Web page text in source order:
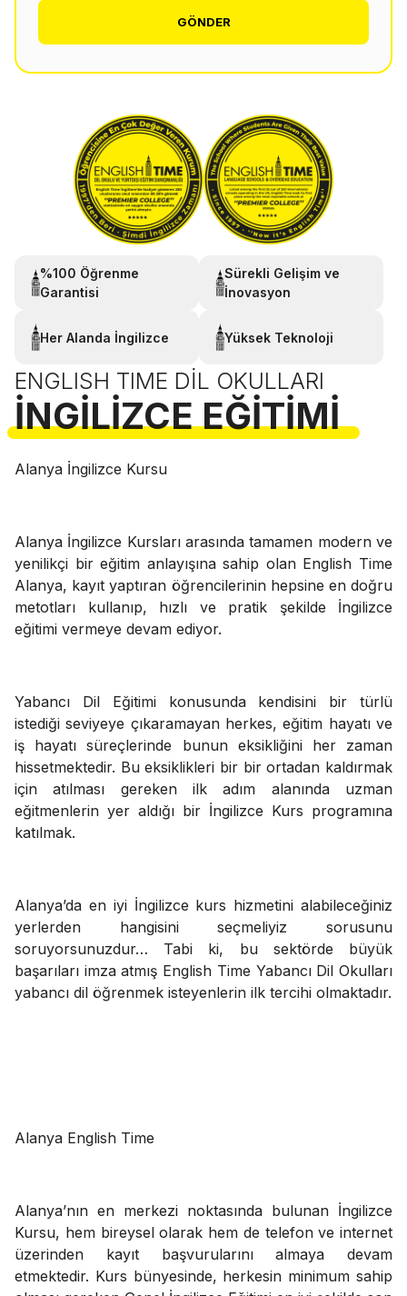
GÖNDER
%100 Öğrenme
Garantisi
Sürekli Gelişim ve
İnovasyon
Her Alanda İngilizce Yüksek Teknoloji
ENGLISH TIME DIL OKULLARI
İNGILIZCE EĞITIMI
Alanya İngilizce Kursu
Alanya İngilizce Kursları arasında tamamen modern ve
yenilikçi bir eğitim anlayışına sahip olan English Time
Alanya, kayıt yaptıran öğrencilerinin hepsine en doğru
metotları kullanıp, hızlı ve pratik şekilde İngilizce
eğitimi vermeye devam ediyor.
Yabancı Dil Eğitimi konusunda kendisini bir türlü
istediği seviyeye çıkaramayan herkes, eğitim hayatı ve
iş hayatı süreçlerinde bunun eksikliğini her zaman
hissetmektedir. Bu eksiklikleri bir bir ortadan kaldırmak
için atılması gereken ilk adım alanında uzman
eğitmenlerin yer aldığı bir İngilizce Kurs programına
katılmak.
Alanya’da en iyi İngilizce kurs hizmetini alabileceğiniz
yerlerden hangisini seçmeliyiz sorusunu
soruyorsunuzdur… Tabi ki, bu sektörde büyük
başarıları imza atmış English Time Yabancı Dil Okulları
yabancı dil öğrenmek isteyenlerin ilk tercihi olmaktadır.
Alanya English Time
Alanya’nın en merkezi noktasında bulunan İngilizce
Kursu, hem bireysel olarak hem de telefon ve internet
üzerinden kayıt başvurularını almaya devam
etmektedir. Kurs bünyesinde, herkesin minimum sahip